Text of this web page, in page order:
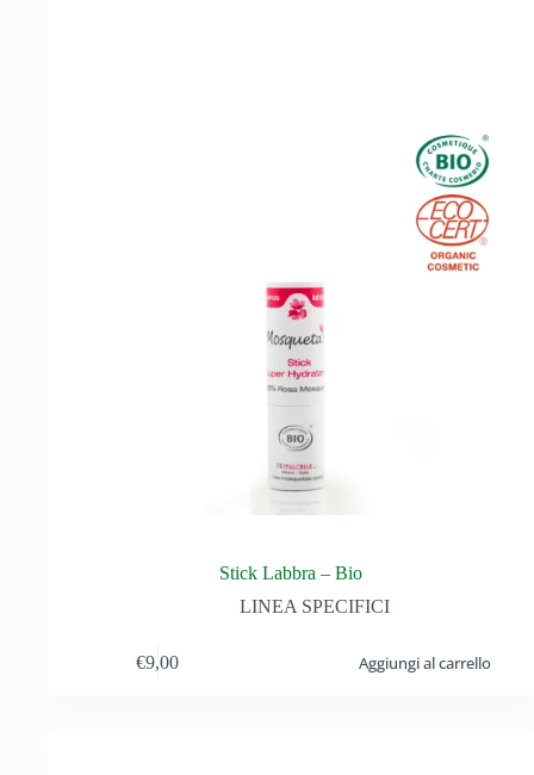
Stick Labbra – Bio
LINEA SPECIFICI
€9,00 Aggiungi al carrello